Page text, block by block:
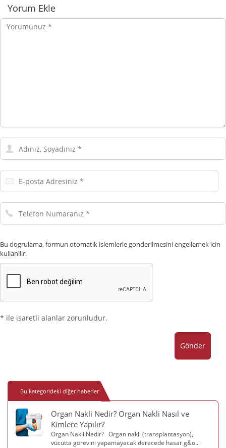
Yorumlar
Yorum Ekle
Yorumunuz
Adınız,
Soyadınız
E-
posta
Telefon
Numaranız
Bu dogrulama, formun otomatik islemlerle gonderilmesini engellemek icin
kullanilir.
* ile isaretli alanlar zorunludur.
Gönder
Bu kategorideki diğer haberler
Organ Nakli Nedir? Organ Nakli Nasıl ve
Kimlere Yapılır?
Organ Nakli Nedir? Organ nakli (transplantasyon),
vücutta görevini yapamayacak derecede hasar g&o...